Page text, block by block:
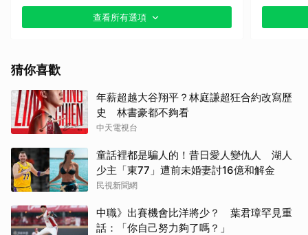
查看所有選項
猜你喜歡
年薪超越大谷翔平？林庭謙超狂合約改寫歷
史 林書豪都不夠看
中天電視台
童話裡都是騙人的！昔日愛人變仇人 湖人
少主「東77」遭前未婚妻討16億和解金
民視新聞網
中職》出賽機會比洋將少？ 葉君璋罕見重
話：「你自己努力夠了嗎？」